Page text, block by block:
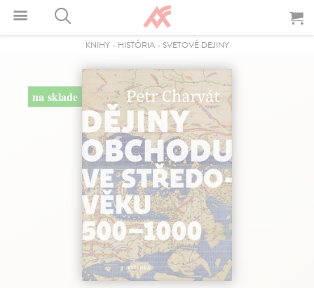
KNIHY- HISTÓRIA- SVETOVÉ DEJINY
na sklade